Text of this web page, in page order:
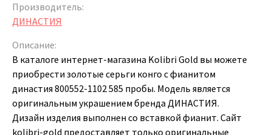
Производитель:
ДИНАСТИЯ
Описание:
В каталоге интернет-магазина Kolibri Gold вы можете
приобрести золотые серьги конго с фианитом
династия 800552-1102 585 пробы. Модель является
оригинальным украшением бренда ДИНАСТИЯ.
Дизайн изделия выполнен со вставкой фианит. Сайт
kolibri-gold предоставляет только оригинальные